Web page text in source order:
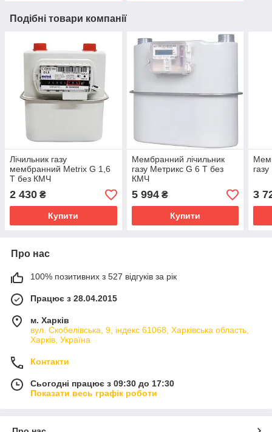
Подібні товари компанії
Лічильник газу
мембранний Metrix G 1,6
T без КМЧ
2 430 ₴
Купити
Мембранний лічильник
газу Метрикс G 6 T без
КМЧ
5 994₴
Купити
3
Про нас
100% позитивних з 527 відгуків за рік
Працює з 28.04.2015
м. Харків
вул. Скобелівська, 9, індекс 61068, Харківська область,
Харків, Україна
Контакти
Сьогодні працює з 09:30 до 17:30
Показати весь графік роботи